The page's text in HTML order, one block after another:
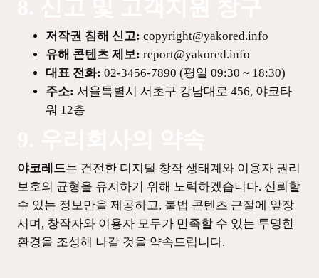
저작권 침해 신고: copyright@yakored.info
유해 콘텐츠 제보: report@yakored.info
대표 전화: 02-3456-7890 (평일 09:30 ~ 18:30)
주소: 서울특별시 서초구 강남대로 456, 야코타
워 12층
야코레드는 건전한 디지털 창작 생태계와 이용자 권리
보호의 균형을 유지하기 위해 노력하겠습니다. 신뢰할
수 있는 정보만을 제공하고, 불법 콘텐츠 근절에 앞장
서며, 창작자와 이용자 모두가 만족할 수 있는 투명한
환경을 조성해 나갈 것을 약속드립니다.